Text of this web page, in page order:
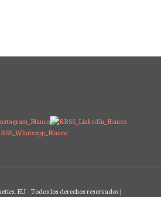
EU - Todos los derechos reservados |